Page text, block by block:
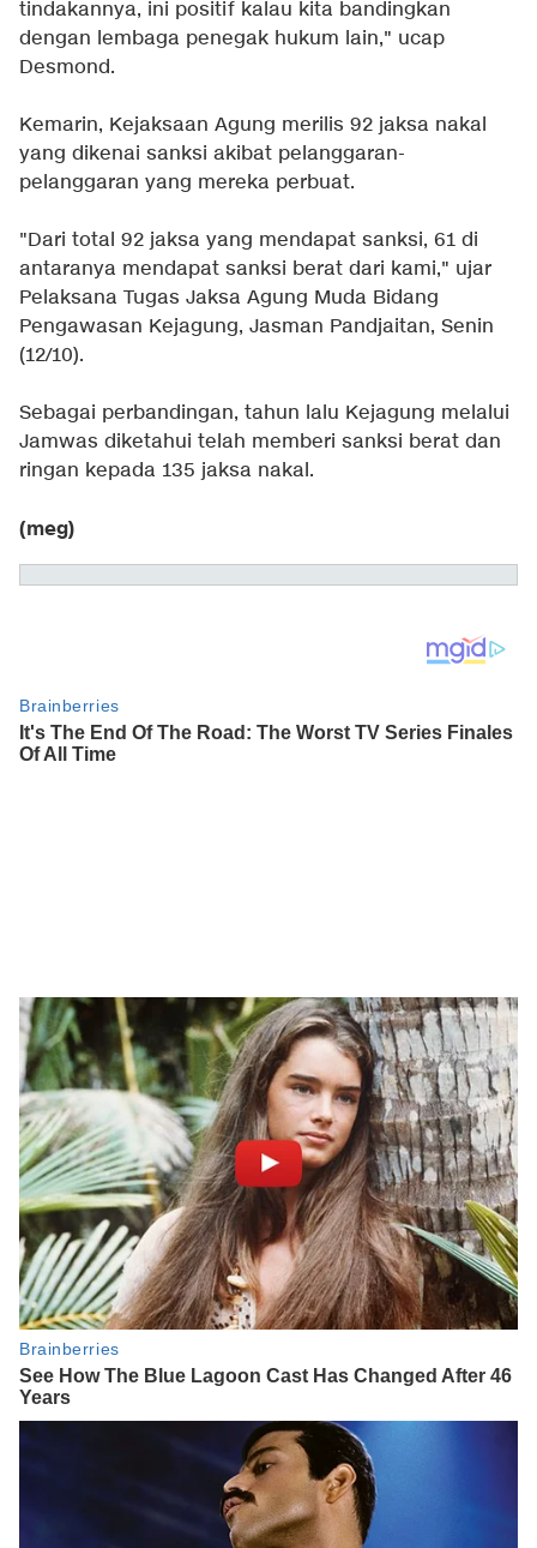
tindakannya, ini positif kalau kita bandingkan
dengan lembaga penegak hukum lain," ucap
Desmond.
Kemarin, Kejaksaan Agung merilis 92 jaksa nakal
yang dikenai sanksi akibat pelanggaran-
pelanggaran yang mereka perbuat.
"Dari total 92 jaksa yang mendapat sanksi, 61 di
antaranya mendapat sanksi berat dari kami," ujar
Pelaksana Tugas Jaksa Agung Muda Bidang
Pengawasan Kejagung, Jasman Pandjaitan, Senin
(12/10).
Sebagai perbandingan, tahun lalu Kejagung melalui
Jamwas diketahui telah memberi sanksi berat dan
ringan kepada 135 jaksa nakal.
(meg)